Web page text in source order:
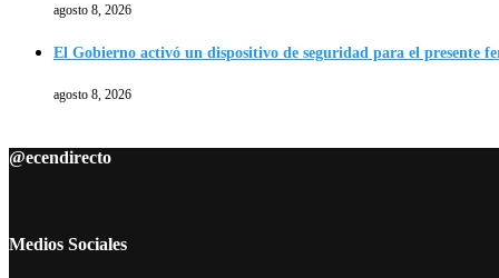
agosto 8, 2026
El Gobierno activó un dispositivo de seguridad para el presente
agosto 8, 2026
@ecendirecto
Medios Sociales